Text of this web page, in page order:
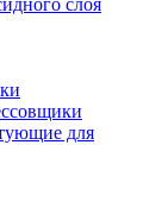
слоя
для